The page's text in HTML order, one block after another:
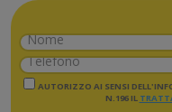
AUTORIZZO AI SENSI
N.196 IL